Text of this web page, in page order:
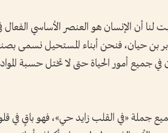
أن الإنسان هو العنصر الأساسي الفعال
بن حيان، فنحن أبناء المستحيل نسمى
جميع أمور الحياة حتى لا تختل حسبة المواد
جملة «في القلب زايد حي»، فهو باقٍ